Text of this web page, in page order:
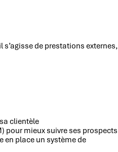
de prestations externes,
clientèle
pour mieux suivre ses prospects
en place un système de